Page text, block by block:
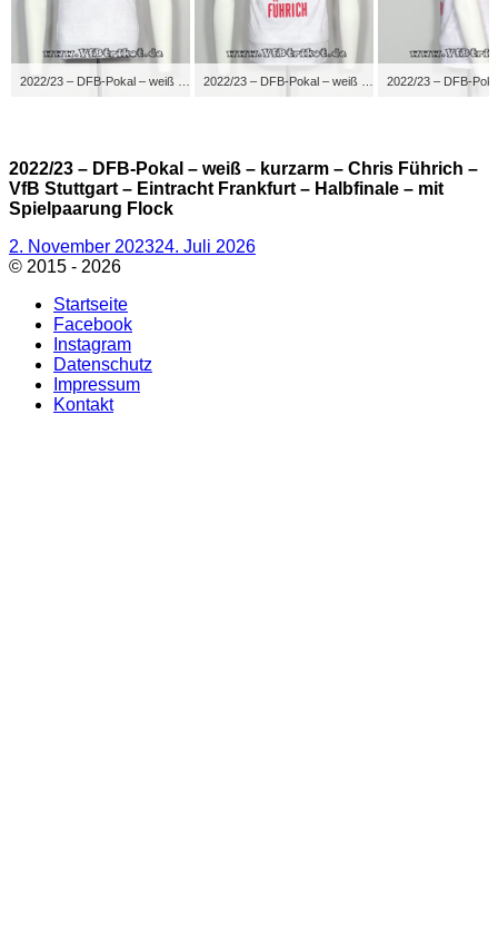
2022/23 – DFB-Pokal – weiß – kurzarm – Chris Führich – VfB Stuttgart – Eintracht Frankfurt – Halbfinale – mit Spielpaarung Flock 2022/23 – DFB-Pokal – weiß – kurzarm – Chris Führich – VfB Stuttgart – Eintracht Frankfurt – Halbfinale – mit Spielpaarung Flock
2022/23 – DFB-Pokal – weiß – kurzarm – Chris Führich –
VfB Stuttgart – Eintracht Frankfurt – Halbfinale – mit
Spielpaarung Flock
Veröffentlicht
am
2. November 202324. Juli 2026
© 2015 - 2026
Startseite
Facebook
Instagram
Datenschutz
Impressum
Kontakt